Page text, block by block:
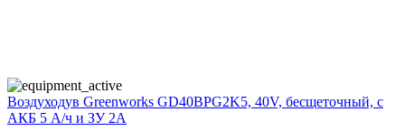
Воздуходув Greenworks GD40BPG2K5, 40V, бесщеточный, с
АКБ 5 А/ч и ЗУ 2А